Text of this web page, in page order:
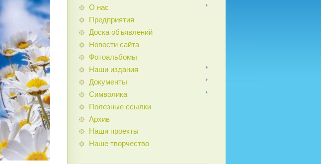
О нас
Предприятия
Доска объявлений
Новости сайта
Фотоальбомы
Наши издания
Документы
Символика
Полезные ссылки
Архив
Наши проекты
Наше творчество